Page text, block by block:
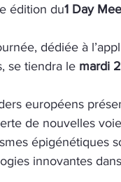
édition du1 Day
dédiée à
se tiendra le mardi
européens
de nouvelles
épigénétiques
innovantes